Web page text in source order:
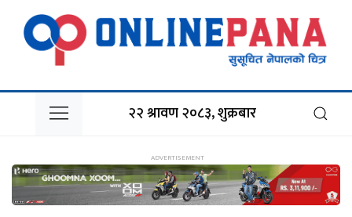
२२ श्रावण २०८३, शुक्रबार